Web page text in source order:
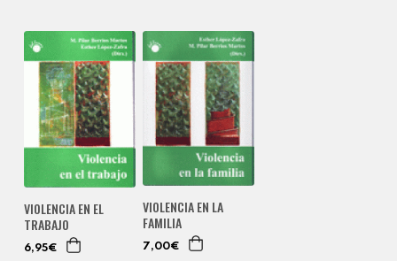
VIOLENCIA EN EL
TRABAJO
6,95€
VIOLENCIA EN LA
FAMILIA
7,00€